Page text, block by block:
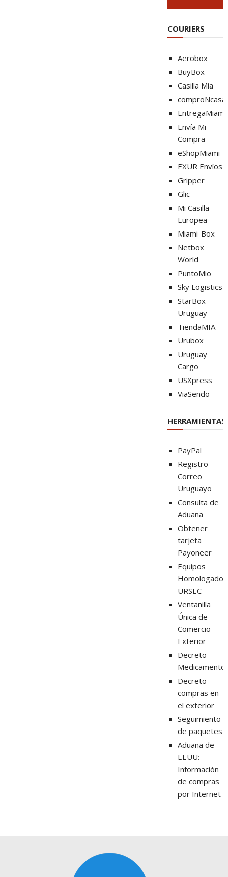
COURIERS
Aerobox
BuyBox
Casilla Mía
comproNcasa
EntregaMiami
Envía Mi
Compra
eShopMiami
EXUR Envíos
Gripper
Glic
Mi Casilla
Europea
Miami-Box
Netbox
World
PuntoMio
Sky Logistics
StarBox
Uruguay
TiendaMIA
Urubox
Uruguay
Cargo
USXpress
ViaSendo
HERRAMIENTAS
PayPal
Registro
Correo
Uruguayo
Consulta de
Aduana
Obtener
tarjeta
Payoneer
Equipos
Homologados
URSEC
Ventanilla
Única de
Comercio
Exterior
Decreto
Decreto
compras en
el exterior
Seguimiento
de paquetes
Aduana de
EEUU:
Información
de compras
por Internet